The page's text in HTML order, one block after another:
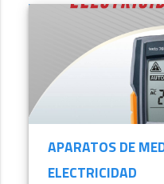
APARATOS DE
ELECTRICIDAD